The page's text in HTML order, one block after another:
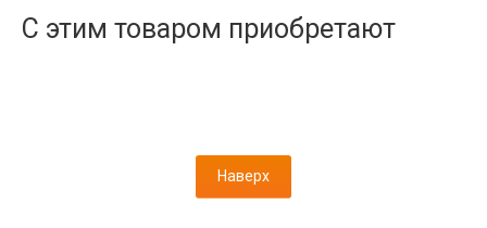
С этим товаром приобретают
Камеры
Наверх